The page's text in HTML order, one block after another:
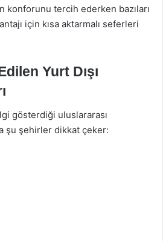
konforunu tercih ederken bazıları
için kısa aktarmalı seferleri
Yurt Dışı
gösterdiği uluslararası
şu şehirler dikkat çeker: